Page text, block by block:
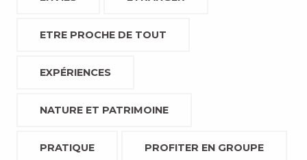
ETRE PROCHE DE TOUT
EXPÉRIENCES
NATURE ET PATRIMOINE
PRATIQUE PROFITER EN GROUPE